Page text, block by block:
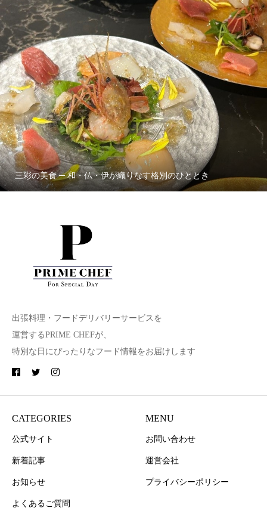
三彩の美食 ─ 和・仏・伊が織りなす格別のひととき
出張料理・フードデリバリーサービスを
運営するPRIME CHEFが、
特別な日にぴったりなフード情報をお届けします
CATEGORIES
公式サイト
新着記事
お知らせ
よくあるご質問
MENU
お問い合わせ
運営会社
プライバシーポリシー